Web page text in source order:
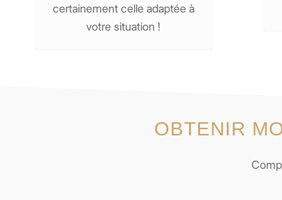
certainement celle adaptée à
votre situation !
OBTENIR